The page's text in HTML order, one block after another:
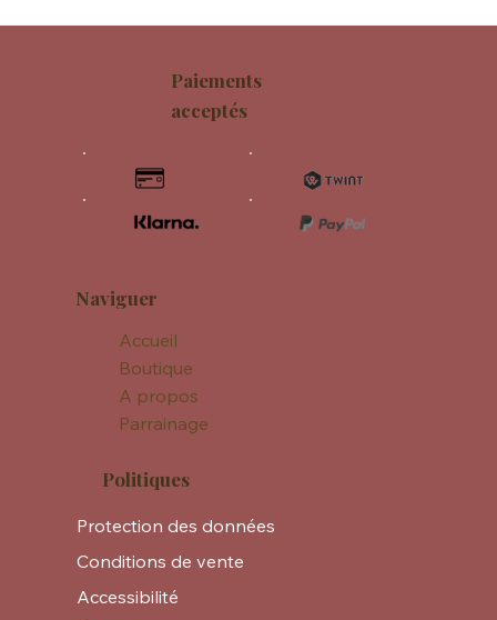
Naviguer
Accueil
Boutique
A propos
Parrainage
Politiques
Protection des données
Conditions de vente
Accessibilité
Paiements
acceptés